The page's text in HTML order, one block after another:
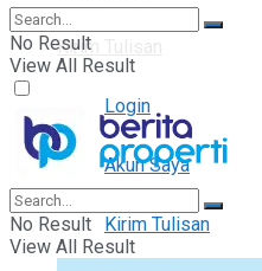
Kirim Tulisan
Login
Akun Saya
Kirim Tulisan
No Result
View All Result
No Result
View All Result